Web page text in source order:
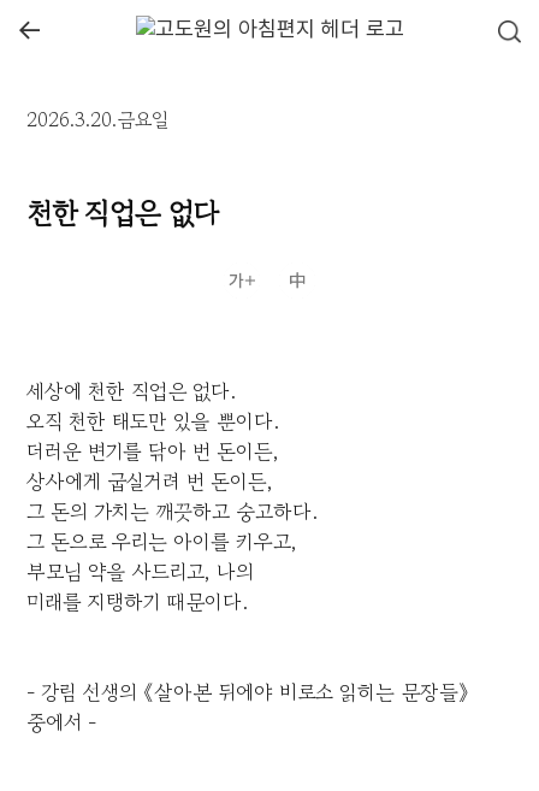
←
2026.3.20.금요일
천한 직업은 없다
세상에 천한 직업은 없다.
오직 천한 태도만 있을 뿐이다.
더러운 변기를 닦아 번 돈이든,
상사에게 굽실거려 번 돈이든,
그 돈의 가치는 깨끗하고 숭고하다.
그 돈으로 우리는 아이를 키우고,
부모님 약을 사드리고, 나의
미래를 지탱하기 때문이다.
- 강림 선생의 《살아본 뒤에야 비로소 읽히는 문장들》
중에서 -